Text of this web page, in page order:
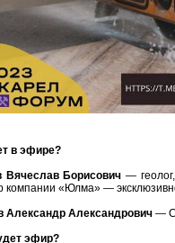
в эфире?
Вячеслав Борисович —
компании «Юлма» —
Александр Александрович —
эфир?